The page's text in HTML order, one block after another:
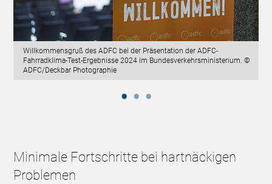
Willkommensgruß des ADFC bei der Präsentation der ADFC-
Fahrradklima-Test-Ergebnisse 2024 im Bundesverkehrsministerium. ©
ADFC/Deckbar Photographie
Minimale Fortschritte bei hartnäckigen
Problemen